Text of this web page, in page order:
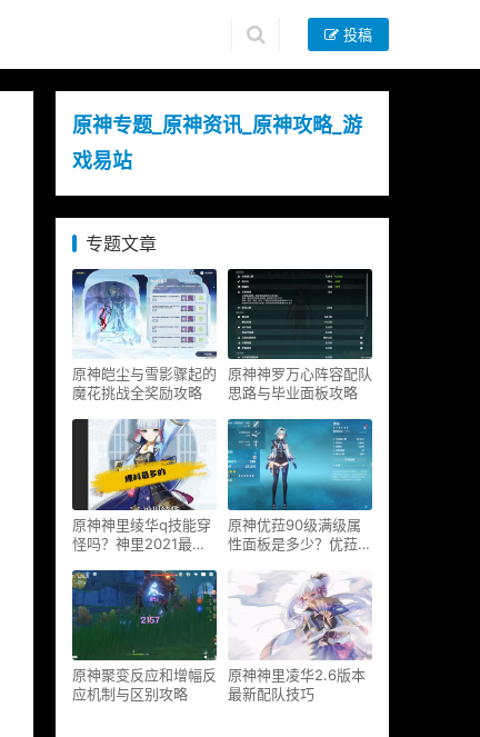
投稿
原神专题_原神资讯_原神攻略_游
戏易站
专题文章
原神皑尘与雪影骤起的
魔花挑战全奖励攻略
原神神罗万心阵容配队
思路与毕业面板攻略
原神神里绫华q技能穿
怪吗？神里2021最新
原神优菈90级满级属
性面板是多少？优菈大
原神聚变反应和增幅反
应机制与区别攻略
原神神里凌华2.6版本
最新配队技巧